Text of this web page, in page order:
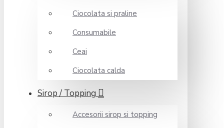
Ciocolata si praline
Consumabile
Ceai
Ciocolata calda
Sirop / Topping
Accesorii sirop si topping